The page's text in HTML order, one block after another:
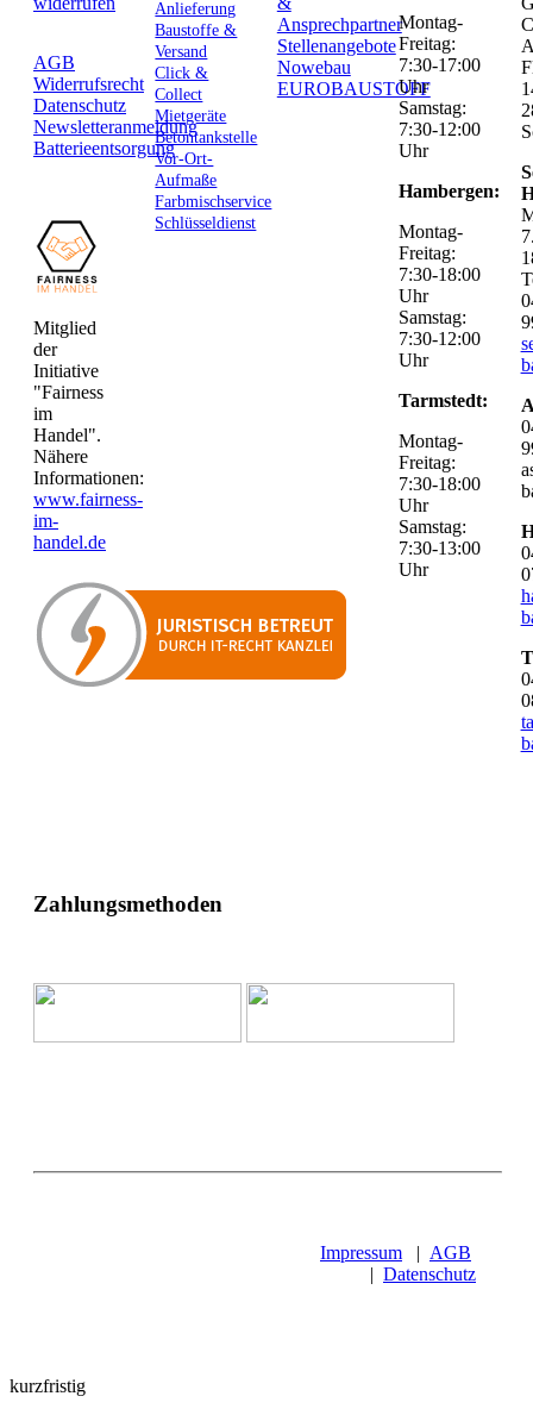
AGB
Widerrufsrecht
Datenschutz
Newsletteranmeldung
Batterieentsorgung
Mitglied
der
Initiative
"Fairness
im
Handel".
Nähere
Informationen:
www.fairness-
im-
handel.de
Anlieferung
Baustoffe &
Versand
Click &
Collect
Mietgeräte
Betontankstelle
Vor-Ort-
Aufmaße
Farbmischservice
Schlüsseldienst
Ansprechpartner
Stellenangebote
Nowebau
EUROBAUSTOFF
Montag-
Freitag:
7:30-17:00
Uhr
Samstag:
7:30-12:00
Uhr
Hambergen:
Montag-
Freitag:
7:30-18:00
Uhr
Samstag:
7:30-12:00
Uhr
Tarmstedt:
Montag-
Freitag:
7:30-18:00
Uhr
Samstag:
7:30-13:00
Uhr
Zahlungsmethoden
Impressum | AGB
| Datenschutz
kurzfristig